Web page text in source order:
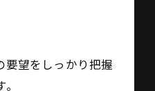
要望をしっかり把握